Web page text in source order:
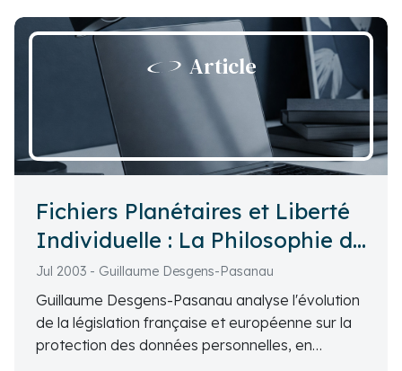
entre sécurité et liberté individuelle.
Article
Fichiers Planétaires et Liberté
Individuelle : La Philosophie du
Régulateur (CNIL)
Jul 2003 - Guillaume Desgens-Pasanau
Guillaume Desgens-Pasanau analyse l'évolution
de la législation française et européenne sur la
protection des données personnelles, en